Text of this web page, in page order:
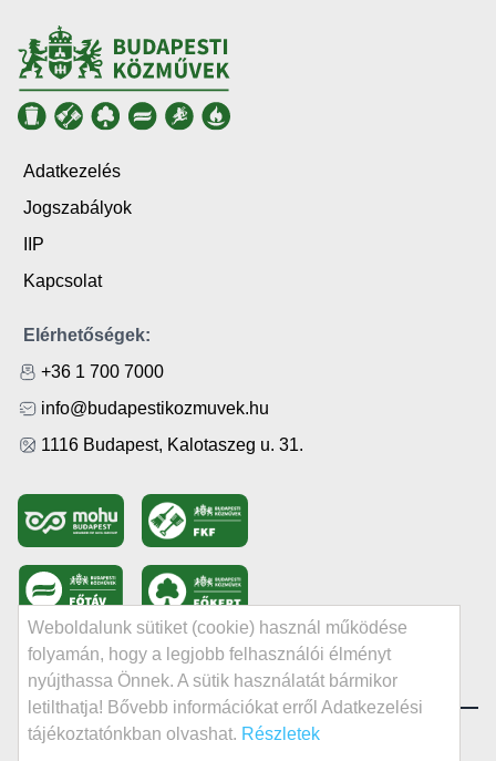
Adatkezelés
Jogszabályok
IIP
Kapcsolat
Elérhetőségek:
+36 1 700 7000
info@budapestikozmuvek.hu
1116 Budapest, Kalotaszeg u. 31.
© Minden jog fenntartva | 2024 BKM BUDAPESTI
Weboldalunk sütiket (cookie) használ működése
folyamán, hogy a legjobb felhasználói élményt
nyújthassa Önnek. A sütik használatát bármikor
letilthatja! Bővebb információkat erről Adatkezelési
tájékoztatónkban olvashat. Részletek